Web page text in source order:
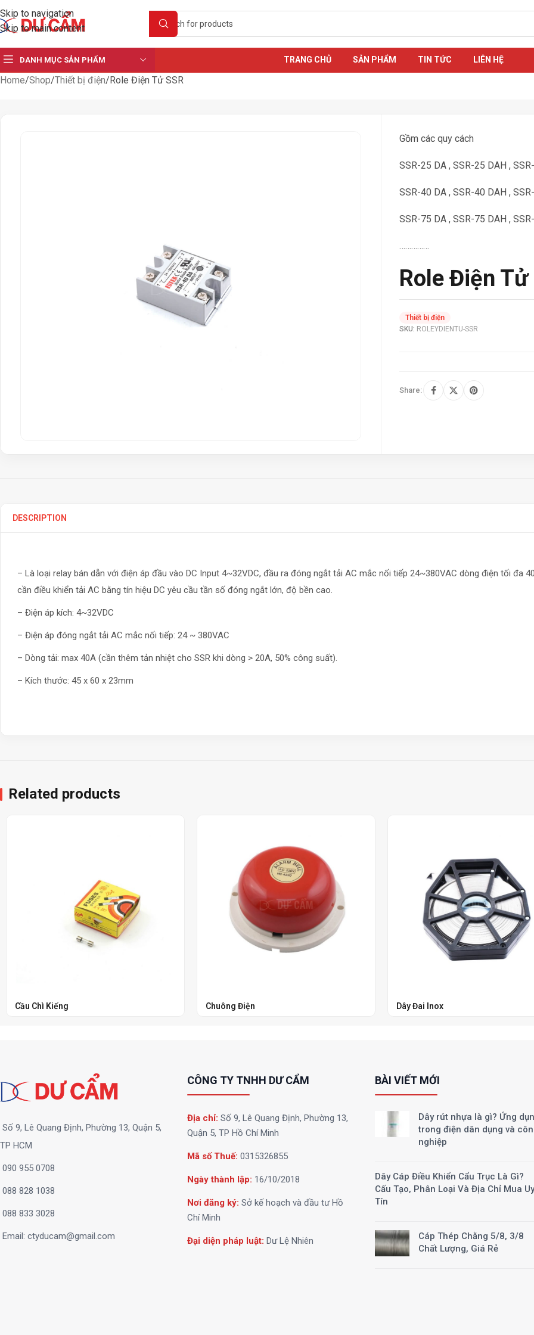
Skip to navigation
Skip to main content
DANH MỤC SẢN PHẨM TRANG CHỦ SẢN PHẨM TIN TỨC LIÊN HỆ
Home Shop Thiết bị điện Role Điện Tử SSR
Role Điện Tử
Gồm các quy cách
SSR-25 DA , SSR-25 DAH ,
SSR-40 DA , SSR-40 DAH ,
SSR-75 DA , SSR-75 DAH ,
……………
SKU: ROLEYDIENTU-SSR
Thiết bị điện
Share:
DESCRIPTION
– Là loại relay bán dẫn với điện áp đầu vào DC Input 4~32VDC, đầu ra đóng ngắt tải AC mắc nối tiếp 24~380VAC dòng điện tối đa
cần điều khiển tải AC bằng tín hiệu DC yêu cầu tần số đóng ngắt lớn, độ bền cao.
– Điện áp kích: 4~32VDC
– Điện áp đóng ngắt tải AC mắc nối tiếp: 24 ~ 380VAC
– Dòng tải: max 40A (cần thêm tản nhiệt cho SSR khi dòng > 20A, 50% công suất).
– Kích thước: 45 x 60 x 23mm
Related products
Cầu Chì Kiếng Chuông Điện Dây Đai Inox
Số 9, Lê Quang Định, Phường 13, Quận 5,
TP HCM
090 955 0708
088 828 1038
088 833 3028
Email: ctyducam@gmail.com
CÔNG TY TNHH DƯ CẨM
Địa chỉ:Số 9, Lê Quang Định, Phường 13,
Quận 5, TP Hồ Chí Minh
Mã số Thuế: 0315326855
Ngày thành lập: 16/10/2018
Nơi đăng ký: Sở kế hoạch và đầu tư Hồ
Chí Minh
Đại diện pháp luật: Dư Lệ Nhiên
BÀI VIẾT MỚI
Dây rút nhựa là gì? Ứng
trong điện dân dụng và
nghiệp
Dây Cáp Điều Khiển Cẩu Trục Là Gì?
Cấu Tạo, Phân Loại Và Địa Chỉ Mua Uy
Tín
Cáp Thép Chằng 5/8, 3/8
Chất Lượng, Giá Rẻ